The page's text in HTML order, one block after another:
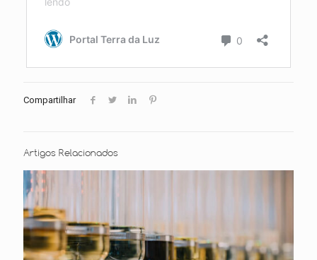
Compartilhar
Artigos Relacionados